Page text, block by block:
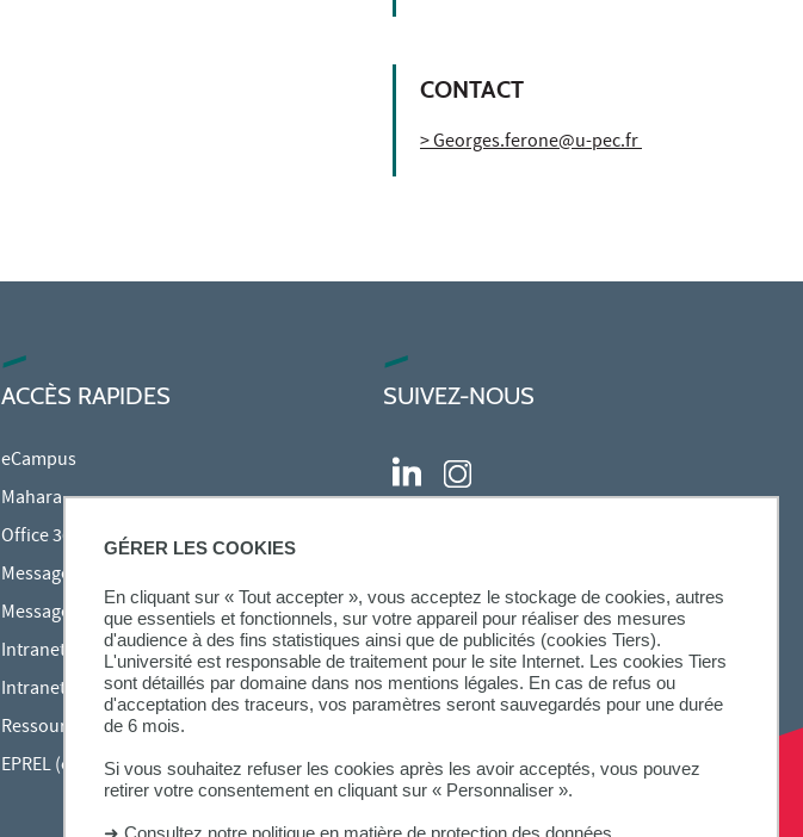
GÉRER LES COOKIES
En cliquant sur « Tout accepter », vous acceptez le stockage de cookies, autres
que essentiels et fonctionnels, sur votre appareil pour réaliser des mesures
d'audience à des fins statistiques ainsi que de publicités (cookies Tiers).
L'université est responsable de traitement pour le site Internet. Les cookies Tiers
sont détaillés par domaine dans nos mentions légales. En cas de refus ou
d'acceptation des traceurs, vos paramètres seront sauvegardés pour une durée
de 6 mois.
Si vous souhaitez refuser les cookies après les avoir acceptés, vous pouvez
retirer votre consentement en cliquant sur « Personnaliser ».
➜ Consultez notre politique en matière de protection des données.
CONTACT
> Georges.ferone@u-pec.fr
ACCÈS RAPIDES
eCampus
Mahara
Office 365
Messagerie des étudiants
Messagerie des personnels
Intranet Inspé
Intranet UPEC
Ressources audiovisuelles Inspé
EPREL (cours en ligne)
SUIVEZ-NOUS